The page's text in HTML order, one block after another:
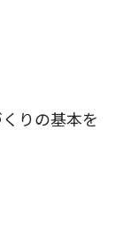
りの基本を